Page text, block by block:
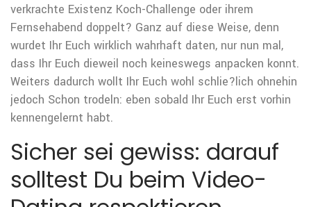
verkrachte Existenz Koch-Challenge oder ihrem
Fernsehabend doppelt? Ganz auf diese Weise, denn
wurdet Ihr Euch wirklich wahrhaft daten, nur nun mal,
dass Ihr Euch dieweil noch keineswegs anpacken konnt.
Weiters dadurch wollt Ihr Euch wohl schlie?lich ohnehin
jedoch Schon trodeln: eben sobald Ihr Euch erst vorhin
kennengelernt habt.
Sicher sei gewiss: darauf
solltest Du beim Video-